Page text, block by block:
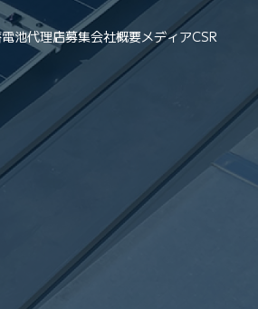
池代理店募集会社概要メディアCSR